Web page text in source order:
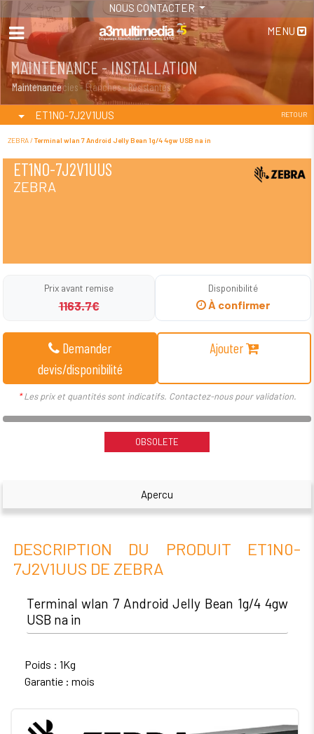
NOUS CONTACTER
MENU
MAINTENANCE - INSTALLATION
Maintenance
TABLETTES
Tablettes durcies - Étanches - Résistantes
ET1N0-7J2V1UUS RETOUR
ZEBRA /Terminal wlan 7 Android Jelly Bean 1g/4 4gw USB na in
ET1N0-7J2V1UUS
ZEBRA
Prix avant remise
1163.7€
Disponibilité
À confirmer
Demander
devis/disponibilité
Ajouter
*Les prix et quantités sont indicatifs. Contactez-nous pour validation.
OBSOLETE
Apercu
DESCRIPTION DU PRODUIT ET1N0-
7J2V1UUS DE ZEBRA
Terminal wlan 7 Android Jelly Bean 1g/4 4gw
USB na in
Poids : 1Kg
Garantie : mois